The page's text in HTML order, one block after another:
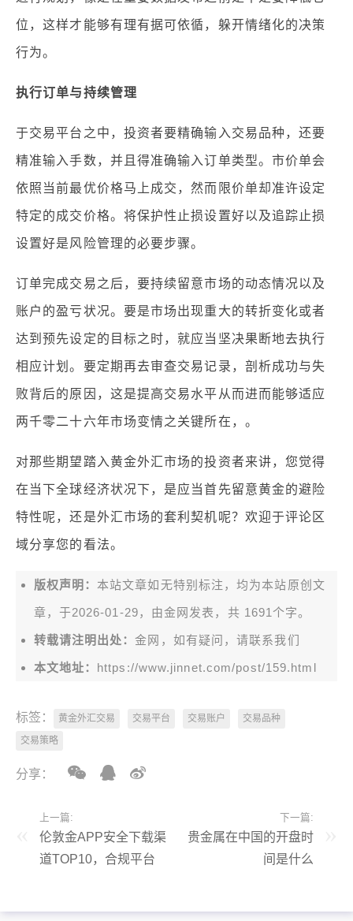
位，这样才能够有理有据可依循，躲开情绪化的决策
行为。
执行订单与持续管理
于交易平台之中，投资者要精确输入交易品种，还要
精准输入手数，并且得准确输入订单类型。市价单会
依照当前最优价格马上成交，然而限价单却准许设定
特定的成交价格。将保护性止损设置好以及追踪止损
设置好是风险管理的必要步骤。
订单完成交易之后，要持续留意市场的动态情况以及
账户的盈亏状况。要是市场出现重大的转折变化或者
达到预先设定的目标之时，就应当坚决果断地去执行
相应计划。要定期再去审查交易记录，剖析成功与失
败背后的原因，这是提高交易水平从而进而能够适应
两千零二十六年市场变情之关键所在，。
对那些期望踏入黄金外汇市场的投资者来讲，您觉得
在当下全球经济状况下，是应当首先留意黄金的避险
特性呢，还是外汇市场的套利契机呢？欢迎于评论区
域分享您的看法。
版权声明： 本站文章如无特别标注，均为本站原创文
章，于2026-01-29，由金网 发表，共 1691个字。
转载请注明出处：金网，如有疑问，请联系我们
本文地址： https://www.jinnet.com/post/159.html
标签： 黄金外汇交易 交易平台 交易账户
交易品种
交易策略
分享：
上一篇:
伦敦金APP安全下载渠
道TOP10，合规平台
下一篇:
贵金属在中国的开盘时
间是什么